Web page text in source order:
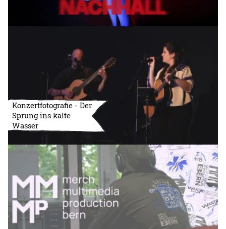
Konzertfotografie - Der
Sprung ins kalte
Wasser